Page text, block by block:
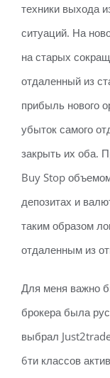
техники выхода
ситуаций. На
на старых
отдаленный из
прибыль нового
убыток самого
закрыть их оба.
Buy Stop
депозитах и
таким образом
отдаленным из
Для меня важно
брокера была
выбрал
6ти классов